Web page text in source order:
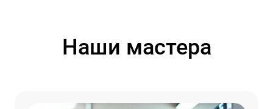
Наши мастера